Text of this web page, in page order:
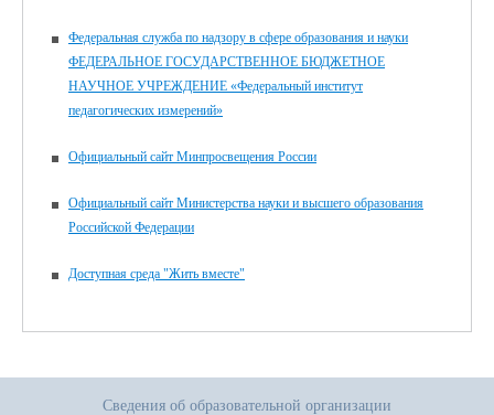
Федеральная служба по надзору в сфере образования и науки
ФЕДЕРАЛЬНОЕ ГОСУДАРСТВЕННОЕ БЮДЖЕТНОЕ
НАУЧНОЕ УЧРЕЖДЕНИЕ «Федеральный институт
педагогических измерений»
Официальный сайт Минпросвещения России
Официальный сайт Министерства науки и высшего образования
Российской Федерации
Доступная среда "Жить вместе"
Сведения об образовательной организации